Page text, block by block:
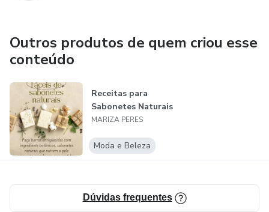
Outros produtos de quem criou esse
conteúdo
Receitas para
Sabonetes Naturais
MARIZA PERES
Moda e Beleza
Dúvidas frequentes